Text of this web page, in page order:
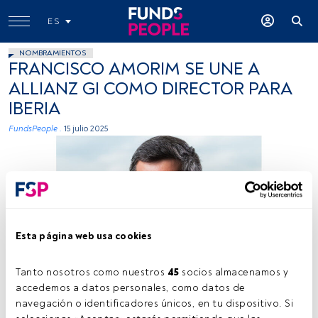
Esta página web usa cookies
Tanto nosotros como nuestros 45 socios almacenamos y
accedemos a datos personales, como datos de
navegación o identificadores únicos, en tu dispositivo. Si
ES
NOMBRAMIENTOS
FRANCISCO AMORIM SE UNE A
ALLIANZ GI COMO DIRECTOR PARA
IBERIA
FundsPeople . 15 julio 2025
Tiempo lectura: 1 min.